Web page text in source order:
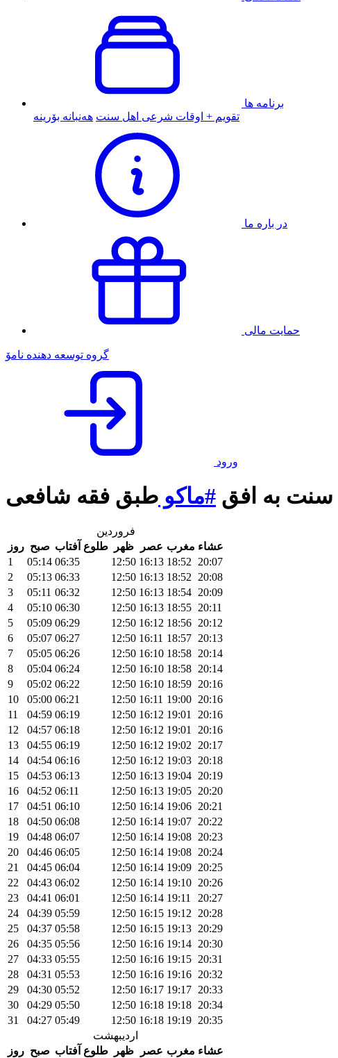
برنامه ها
تقویم + اوقات شرعی اهل سنت هەنبانە بۆرینە
در باره ما
حمایت مالی
گروه توسعه دهنده نامۆ
ورود
به افق #ماکو طبق فقه شافعی
فروردین
روز صبح طلوع آفتاب ظهر عصر مغرب عشاء
1
05:14 06:35 12:50 16:13 18:52
20:07
2
05:13 06:33 12:50 16:13 18:52
20:08
3
05:11 06:32 12:50 16:13 18:54 20:09
4
05:10 06:30 12:50 16:13 18:55 20:11
5
05:09 06:29 12:50 16:12 18:56 20:12
6
05:07 06:27 12:50 16:11 18:57 20:13
7
05:05 06:26 12:50 16:10 18:58 20:14
8
05:04 06:24 12:50 16:10 18:58 20:14
9
05:02 06:22 12:50 16:10 18:59 20:16
10
05:00 06:21 12:50 16:11 19:00 20:16
11
04:59 06:19 12:50 16:12 19:01
20:16
12
04:57 06:18 12:50 16:12 19:01
20:16
13
04:55 06:19 12:50 16:12 19:02
20:17
14
04:54 06:16 12:50 16:12 19:03 20:18
15
04:53 06:13 12:50 16:13 19:04 20:19
16
04:52 06:11 12:50 16:13 19:05 20:20
17
04:51 06:10 12:50 16:14 19:06 20:21
18
04:50 06:08 12:50 16:14 19:07 20:22
19
04:48 06:07 12:50 16:14 19:08 20:23
20
04:46 06:05 12:50 16:14 19:08 20:24
21
04:45 06:04 12:50 16:14 19:09 20:25
22
04:43 06:02 12:50 16:14 19:10 20:26
23
04:41 06:01 12:50 16:14 19:11
20:27
24
04:39 05:59 12:50 16:15 19:12
20:28
25
04:37 05:58 12:50 16:15 19:13 20:29
26
04:35 05:56 12:50 16:16 19:14 20:30
27
04:33 05:55 12:50 16:16 19:15 20:31
28
04:31 05:53 12:50 16:16 19:16 20:32
29
04:30 05:52 12:50 16:17 19:17 20:33
30
04:29 05:50 12:50 16:18 19:18 20:34
31
04:27 05:49 12:50 16:18 19:19 20:35
اردیبهشت
روز صبح طلوع آفتاب ظهر عصر مغرب عشاء